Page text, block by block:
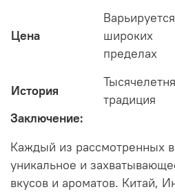
Цена
широких
пределах
История
традиция
Заключение:
Каждый из рассмотренных
уникальное и
вкусов и ароматов. Китай,